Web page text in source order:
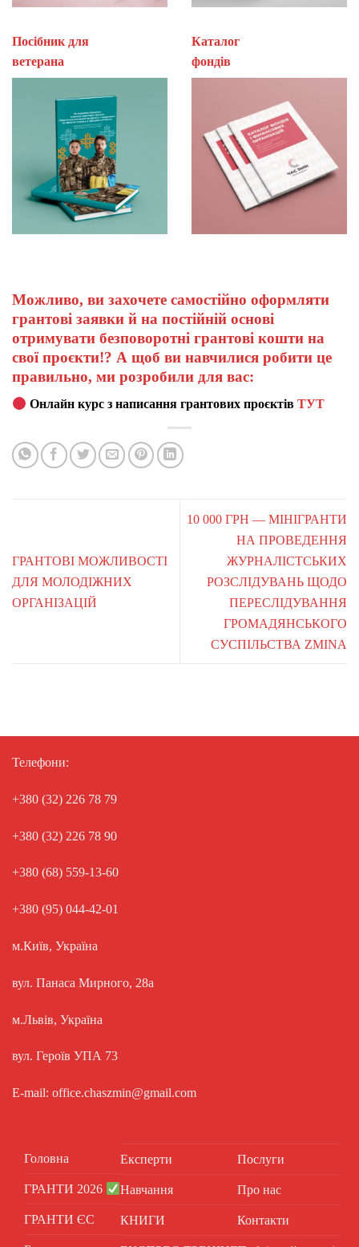
Посібник для
ветерана
Каталог
Можливо, ви захочете самостійно оформляти
грантові заявки й на постійній основі
отримувати безповоротні грантові кошти на
свої проєкти!? А щоб ви навчилися робити це
правильно, ми розробили для вас:
Онлайн курс з написання грантових проєктівТУТ
ГРАНТОВІ МОЖЛИВОСТІ
ДЛЯ МОЛОДІЖНИХ
ОРГАНІЗАЦІЙ
10 000 ГРН — МІНІГРАНТИ
НА ПРОВЕДЕННЯ
ЖУРНАЛІСТСЬКИХ
РОЗСЛІДУВАНЬ ЩОДО
ПЕРЕСЛІДУВАННЯ
ГРОМАДЯНСЬКОГО
СУСПІЛЬСТВА ZMINA
Телефони:
+380 (32) 226 78 79
+380 (32) 226 78 90
+380 (68) 559-13-60
+380 (95) 044-42-01
м.Київ, Україна
вул. Панаса Мирного, 28а
м.Львів, Україна
вул. Героїв УПА 73
E-mail: office.chaszmin@gmail.com
Головна
ГРАНТИ 2026
ГРАНТИ ЄС
Експерти
Навчання
КНИГИ
Послуги
Про нас
Контакти